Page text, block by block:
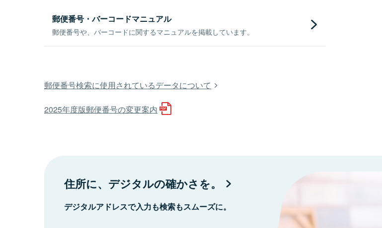
郵便番号・バーコードマニュアル
郵便番号や、バーコードに関するマニュアルを掲載しています。
郵便番号検索に使用されているデータについて
2025年度版郵便番号の変更案内
住所に、デジタルの確かさを。
デジタルアドレスで入力も検索もスムーズに。